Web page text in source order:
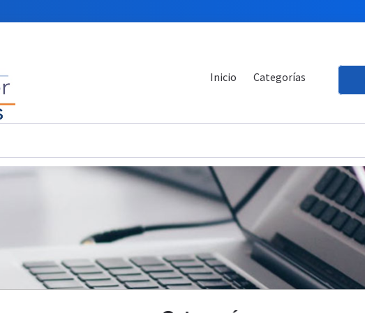
Inicio Categorías